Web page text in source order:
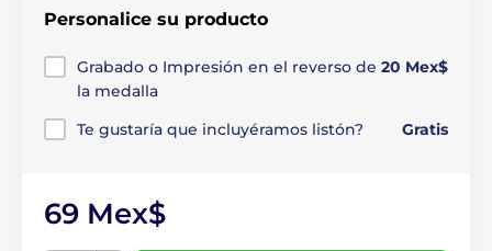
Personalice su producto
Grabado o Impresión en el reverso de
la medalla
20 Mex$
Te gustaría que incluyéramos listón? Gratis
69 Mex$